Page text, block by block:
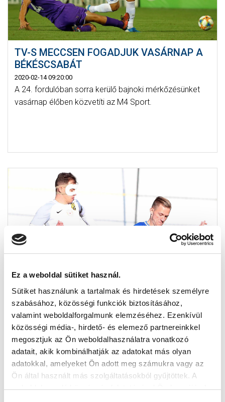
Ez a weboldal sütiket használ.
Sütiket használunk a tartalmak és hirdetések személyre
szabásához, közösségi funkciók biztosításához,
valamint weboldalforgalmunk elemzéséhez. Ezenkívül
közösségi média-, hirdető- és elemező partnereinkkel
megosztjuk az Ön weboldalhasználatra vonatkozó
adatait, akik kombinálhatják az adatokat más olyan
adatokkal, amelyeket Ön adott meg számukra vagy az
Ön által használt más szolgáltatásokból gyűjtöttek. A
weboldalon való böngészés folytatásával Ön hozzájárul a
TV-S MECCSEN FOGADJUK VASÁRNAP A
BÉKÉSCSABÁT
2020-02-14 09:20:00
A 24. fordulóban sorra kerülő bajnoki mérkőzésünket
vasárnap élőben közvetíti az M4 Sport.
CSEKE: „VÉGIG DOMINÁLTUNK ÉS AZ
UTOLSÓ PERCIG KÜZDÖTTÜNK” (VIDEÓ)
Cseke Benjámin nyilatkozott a Soroksár elleni sikerrel
kapcsolatban.